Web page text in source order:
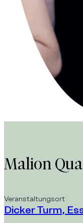
Malion
Veranstaltungsort
Dicker Turm,